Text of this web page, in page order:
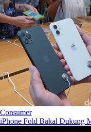
Consumer
iPhone Fold Bakal Dukung